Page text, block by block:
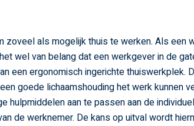
zoveel als mogelijk thuis te werken. Als een
wel van belang dat een werkgever in de
een ergonomisch ingerichte thuiswerkplek.
goede lichaamshouding het werk kunnen
hulpmiddelen aan te passen aan de
de werknemer. De kans op uitval wordt